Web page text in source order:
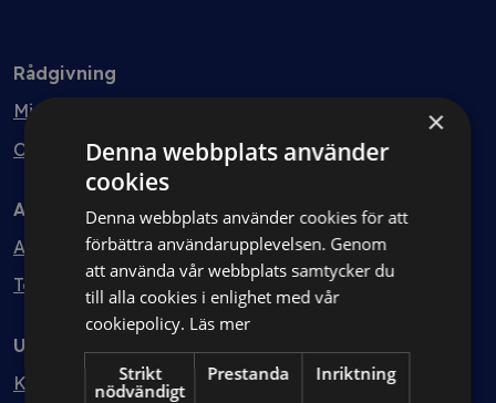
Rådgivning
Min bolagsjurist
Ombud
Avtal
Avtalshantering
Testa kostnadsfritt
Utbildning
Kurser
×
Denna webbplats använder
cookies
Denna webbplats använder cookies för att
förbättra användarupplevelsen. Genom
att använda vår webbplats samtycker du
till alla cookies i enlighet med vår
cookiepolicy. Läs mer
Strikt
nödvändigt
Prestanda Inriktning